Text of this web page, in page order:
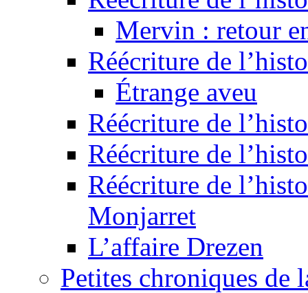
Mervin : retour
Réécriture de
Étrange aveu
Réécriture de
Réécriture de
Réécriture de
Monjarret
L’affaire Drezen
Petites chroniques de